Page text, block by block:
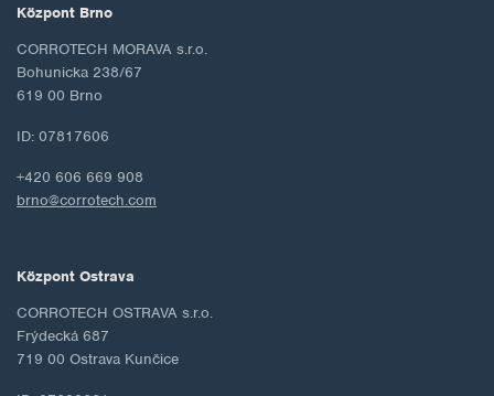
Központ Brno
CORROTECH MORAVA s.r.o.
Bohunicka 238/67
619 00 Brno
ID: 07817606
+420 606 669 908
brno@corrotech.com
Központ Ostrava
CORROTECH OSTRAVA s.r.o.
Frýdecká 687
719 00 Ostrava Kunčice